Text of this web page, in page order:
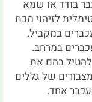
בודד או שמא
לזיהוי מכת
במקביל.
במרחב.
להטיל בהם את
של גללים
אחד.